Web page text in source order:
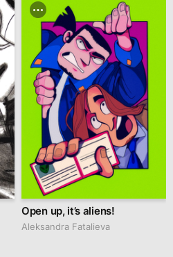
Open up, it’s aliens!
Aleksandra Fatalieva